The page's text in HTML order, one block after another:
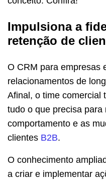
Impulsiona a
retenção de
O CRM para empresas
relacionamentos de
Afinal, o time comercial
tudo o que precisa
comportamento e as
clientes B2B.
O conhecimento
a criar e implementar